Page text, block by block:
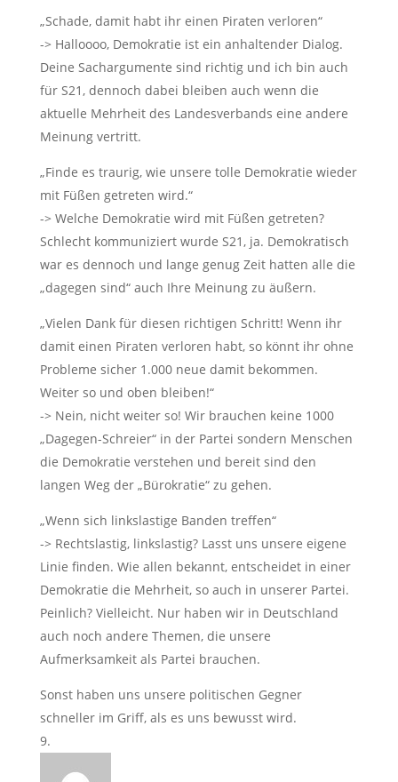
„Schade, damit habt ihr einen Piraten verloren“
-> Halloooo, Demokratie ist ein anhaltender Dialog.
Deine Sachargumente sind richtig und ich bin auch
für S21, dennoch dabei bleiben auch wenn die
aktuelle Mehrheit des Landesverbands eine andere
Meinung vertritt.
„Finde es traurig, wie unsere tolle Demokratie wieder
mit Füßen getreten wird.“
-> Welche Demokratie wird mit Füßen getreten?
Schlecht kommuniziert wurde S21, ja. Demokratisch
war es dennoch und lange genug Zeit hatten alle die
„dagegen sind“ auch Ihre Meinung zu äußern.
„Vielen Dank für diesen richtigen Schritt! Wenn ihr
damit einen Piraten verloren habt, so könnt ihr ohne
Probleme sicher 1.000 neue damit bekommen.
Weiter so und oben bleiben!“
-> Nein, nicht weiter so! Wir brauchen keine 1000
„Dagegen-Schreier“ in der Partei sondern Menschen
die Demokratie verstehen und bereit sind den
langen Weg der „Bürokratie“ zu gehen.
„Wenn sich linkslastige Banden treffen“
-> Rechtslastig, linkslastig? Lasst uns unsere eigene
Linie finden. Wie allen bekannt, entscheidet in einer
Demokratie die Mehrheit, so auch in unserer Partei.
Peinlich? Vielleicht. Nur haben wir in Deutschland
auch noch andere Themen, die unsere
Aufmerksamkeit als Partei brauchen.
Sonst haben uns unsere politischen Gegner
schneller im Griff, als es uns bewusst wird.